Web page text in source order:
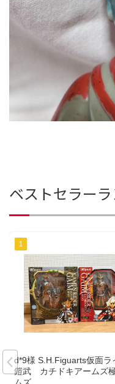
ベストセラー
d*9様 S.H.Figuarts仮面ラ
鎧武 カチドキアームズ